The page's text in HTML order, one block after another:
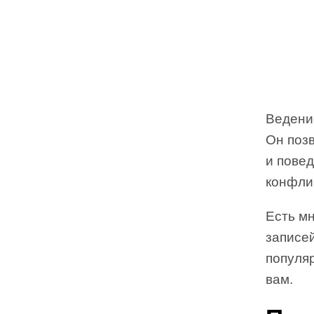
Он
и
Есть
вам.